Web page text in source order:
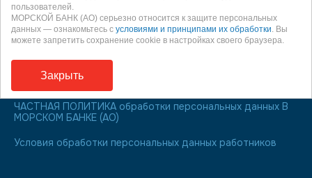
МОРСКОЙ БАНК является участником системы
обязательного страхования вкладов
О праве направления обращения к финансовому
Информация для заемщиков
ЧАСТНАЯ ПОЛИТИКА обработки персональных данных В
МОРСКОМ БАНКЕ (АО)
Условия обработки персональных данных работников
пользователей.
МОРСКОЙ БАНК (АО) серьезно относится к защите персональных
данных — ознакомьтесь с условиями и принципами их обработки. Вы
можете запретить сохранение cookie в настройках своего браузера.
Закрыть